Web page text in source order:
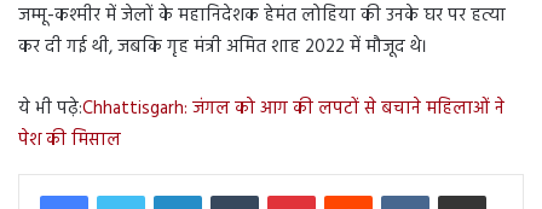
जम्मू-कश्मीर में जेलों के महानिदेशक हेमंत लोहिया की उनके घर पर हत्या
कर दी गई थी, जबकि गृह मंत्री अमित शाह 2022 में मौजूद थे।
ये भी पढ़े:Chhattisgarh: जंगल को आग की लपटों से बचाने महिलाओं ने
पेश की मिसाल
LinkedInTumblr PinterestReddit VKontakteShare via Email